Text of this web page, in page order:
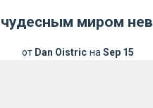
миром
от Dan Oistric на Sep 15